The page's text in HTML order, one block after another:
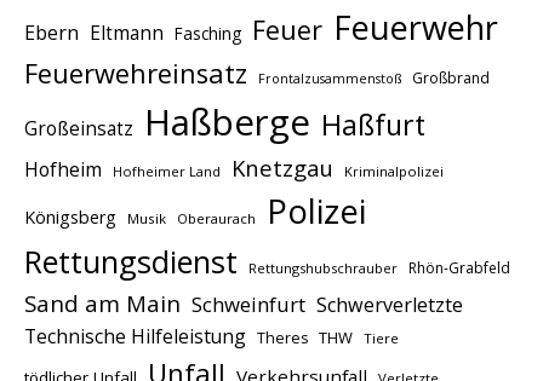
Ebern Eltmann Fasching Feuer Feuerwehr
Feuerwehreinsatz Frontalzusammenstoß Großbrand
Großeinsatz Haßberge Haßfurt
Hofheim Hofheimer Land Knetzgau Kriminalpolizei
Königsberg Musik Oberaurach Polizei
Rettungsdienst Rettungshubschrauber Rhön-Grabfeld
Sand am Main Schweinfurt Schwerverletzte
Technische Hilfeleistung Theres THW Tiere
Unfall